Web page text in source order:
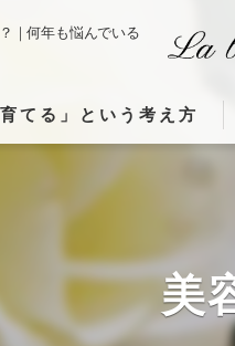
｜何年も悩んでいる
育てる」という考え方
体がつながる理由」
どんな変化が起こるのか」
時間が美しさを育てる理由」
美